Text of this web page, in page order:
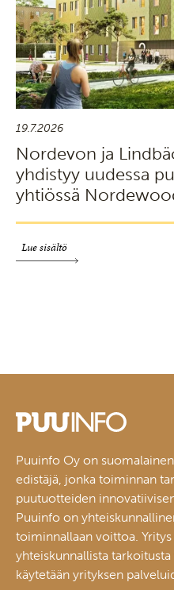
19.7.2026
Nordevon ja
yhdistyy uudessa
yhtiössä
Lue sisältö
Puuinfo Oy on
edistäjä, jonka toiminnan
puutuotteiden
Puuinfo on
toiminnallaan voittoa.
yhteiskunnallista
käytetään yrityksen